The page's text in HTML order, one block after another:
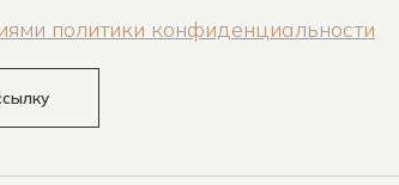
политики конфиденциальности